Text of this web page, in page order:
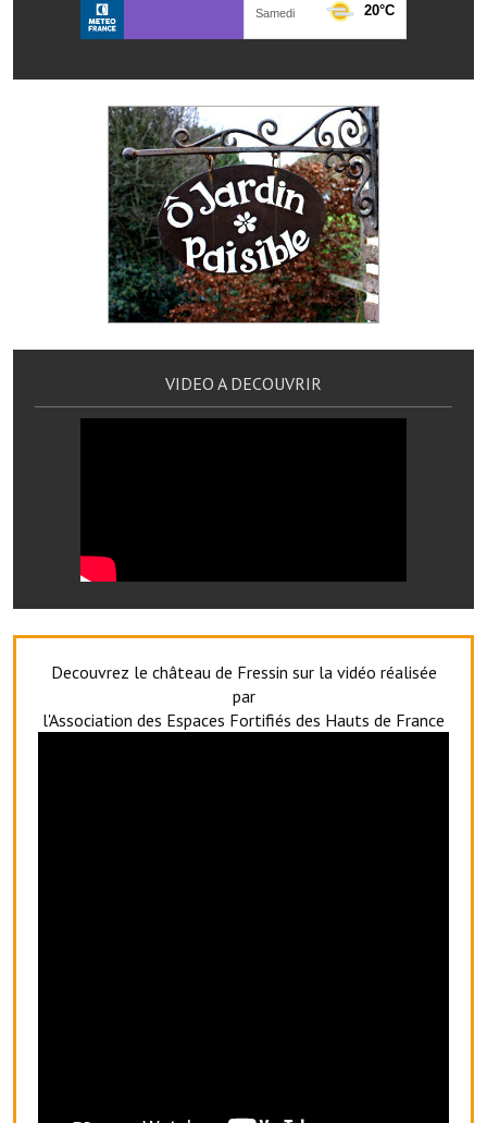
France services
France Renov
Déchets ménagers, tri sélectif, encombrants
Services publics communaux
Démarches administratives
Urbanisme
Biens à louer
Etablissements scolaires
Commerces et professions libérales
Exploitants agricoles
VIDEO A DECOUVRIR
Decouvrez le château de Fressin sur la vidéo réalisée
par
l'Association des Espaces Fortifiés des Hauts de France